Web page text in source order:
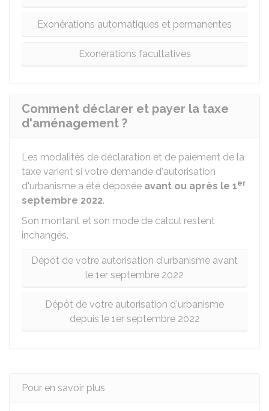
Exonérations automatiques et permanentes
Exonérations facultatives
Comment déclarer et payer la taxe
d'aménagement ?
Les modalités de déclaration et de paiement de la
taxe varient si votre demande d'autorisation
d'urbanisme a été déposée avant ou après le 1er
septembre 2022.
Son montant et son mode de calcul restent
inchangés.
Dépôt de votre autorisation d'urbanisme avant
le 1er septembre 2022
Dépôt de votre autorisation d'urbanisme
depuis le 1er septembre 2022
Pour en savoir plus